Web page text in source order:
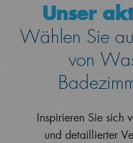
Unser
Wählen Sie
von
Inspirieren Sie sich
und detaillierter